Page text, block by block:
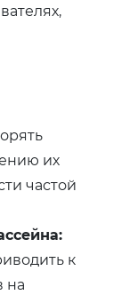
их
частой
к
на